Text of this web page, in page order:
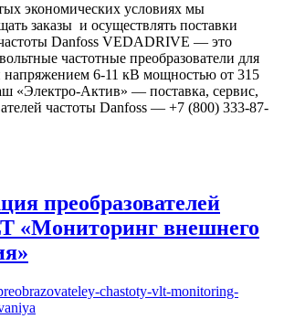
экономических условиях мы
заказы и осуществлять поставки
частоты Danfoss VEDADRIVE — это
частотные преобразователи для
напряжением 6-11 кВ мощностью от 315
«Электро-Актив» — поставка, сервис,
частоты Danfoss — +7 (800) 333-87-
преобразователей
«Мониторинг внешнего